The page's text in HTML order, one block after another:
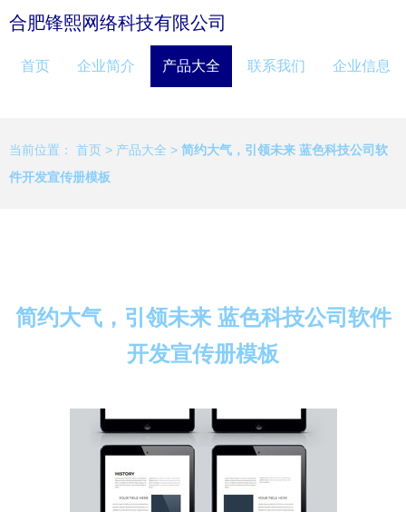
合肥锋熙网络科技有限公司
首页 企业简介 产品大全 联系我们 企业信息
当前位置： 首页 > 产品大全 > 简约大气，引领未来 蓝色科技公司软
件开发宣传册模板
简约大气，引领未来 蓝色科技公司软件
开发宣传册模板